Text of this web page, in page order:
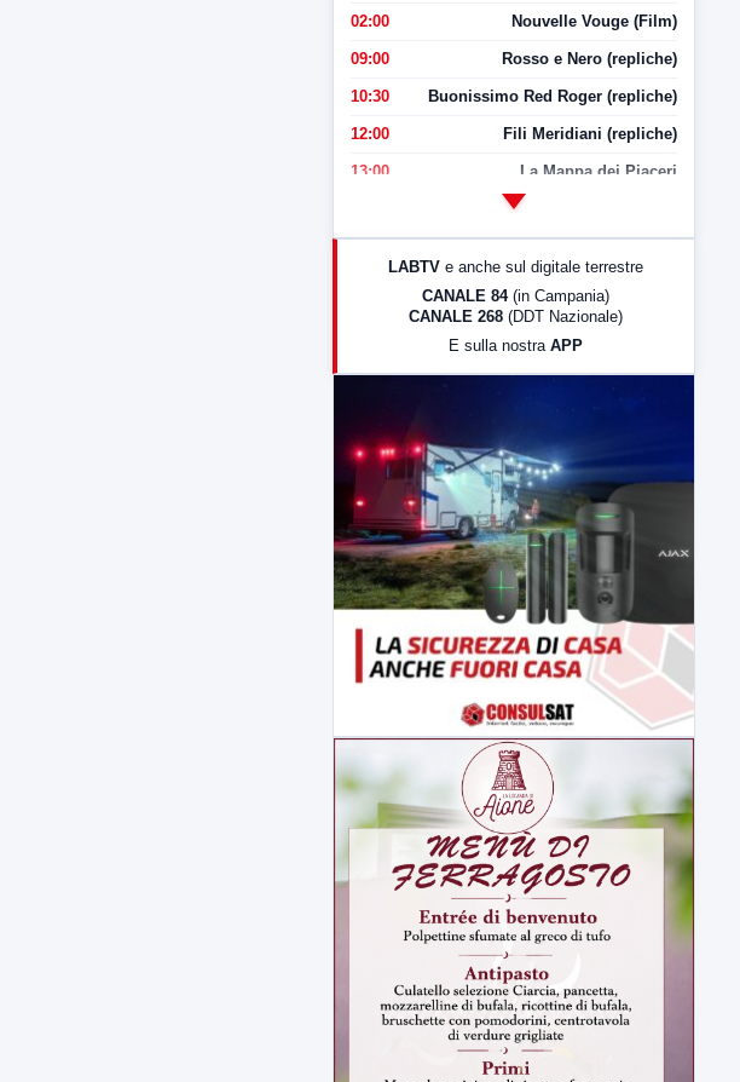
02:00 Nouvelle Vouge (Film)
09:00 Rosso e Nero (repliche)
10:30 Buonissimo Red Roger (repliche)
12:00 Fili Meridiani (repliche)
13:00 La Mappa dei Piaceri
LabNews (Diretta)
LABTV e anche sul digitale terrestre
CANALE 84 (in Campania)
CANALE 268 (DDT Nazionale)
E sulla nostra APP